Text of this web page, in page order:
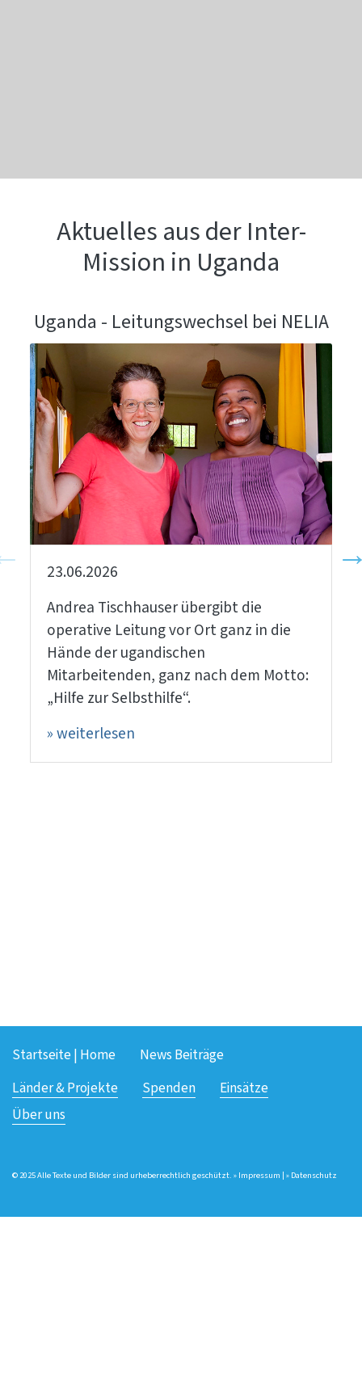
Aktuelles aus der Inter-
Mission in Uganda
Uganda - Leitungswechsel bei NELIA
23.06.2026
Andrea Tischhauser übergibt die
operative Leitung vor Ort ganz in die
Hände der ugandischen
Mitarbeitenden, ganz nach dem Motto:
„Hilfe zur Selbsthilfe“.
» weiterlesen
Startseite | Home
News Beiträge
Länder & Projekte
Spenden
Einsätze
Über uns
© 2025 Alle Texte und Bilder sind urheberrechtlich geschützt. » Impressum | » Datenschutz